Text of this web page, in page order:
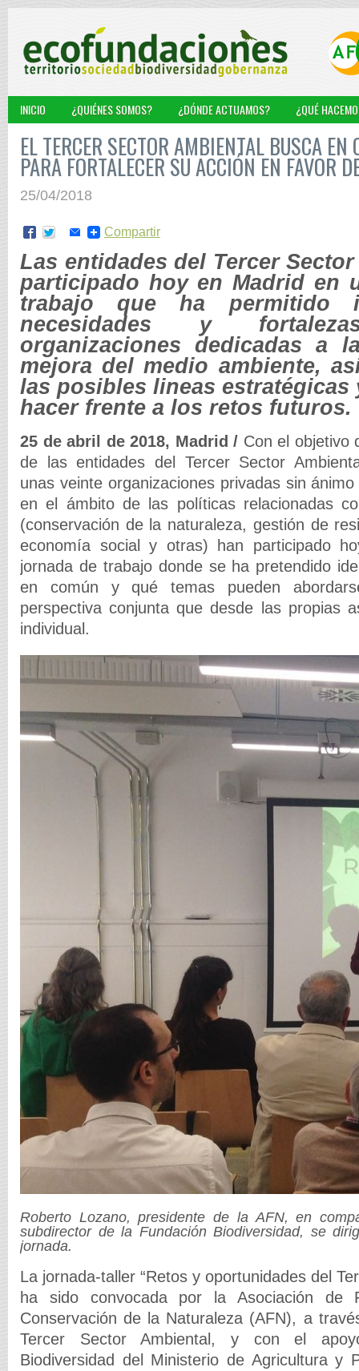
INICIO ¿QUIÉNES SOMOS? ¿DÓNDE ACTUAMOS? ¿QUÉ
EL TERCER SECTOR AMBIENTAL BUSCA
PARA FORTALECER SU ACCIÓN EN FAVOR
25/04/2018
Compartir
Las entidades del Tercer
participado hoy en Madrid en
trabajo que ha permitido
necesidades y
organizaciones dedicadas a
mejora del medio ambiente,
las posibles lineas estratégicas
hacer frente a los retos futuros.
25 de abril de 2018, Madrid / Con el objetivo
de las entidades del Tercer Sector
unas veinte organizaciones privadas sin
en el ámbito de las políticas relacionadas
(conservación de la naturaleza, gestión de
economía social y otras) han participado
jornada de trabajo donde se ha pretendido
en común y qué temas pueden
perspectiva conjunta que desde las propias
individual.
Roberto Lozano, presidente de la AFN, en
subdirector de la Fundación Biodiversidad, se
jornada.
La jornada-taller “Retos y oportunidades del
ha sido convocada por la Asociación de
Conservación de la Naturaleza (AFN), a
Tercer Sector Ambiental, y con el
Biodiversidad del Ministerio de Agricultura y